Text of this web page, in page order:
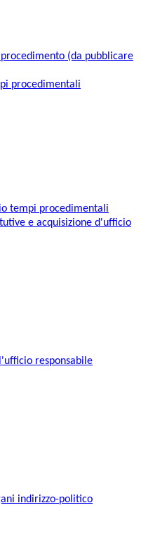
(da pubblicare
procedimentali
tempi procedimentali
e acquisizione d'ufficio
responsabile
indirizzo-politico